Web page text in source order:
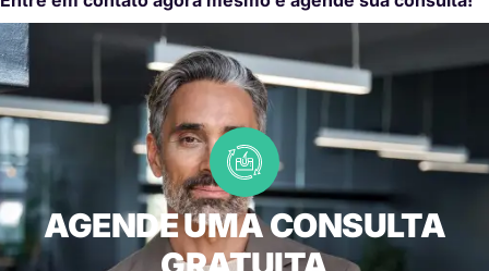
AGENDE UMA CONSULTA